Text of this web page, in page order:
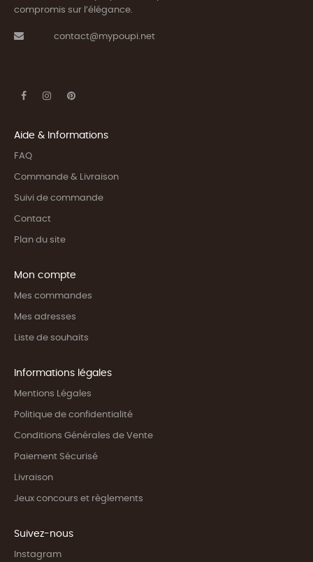
compromis sur l’élégance.
contact@mypoupi.net
Aide & Informations
FAQ
Commande & Livraison
Suivi de commande
Contact
Plan du site
Mon compte
Mes commandes
Mes adresses
Liste de souhaits
Informations légales
Mentions Légales
Politique de confidentialité
Conditions Générales de Vente
Paiement Sécurisé
Livraison
Jeux concours et règlements
Suivez-nous
Instagram